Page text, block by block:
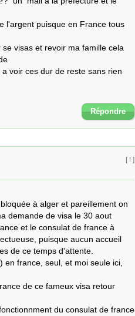
visas et revoir ma famille cela
voir ces dur de reste sans rien
Répondre
[ ! ]
à alger et pareillement on
demande de visa le 30 aout
et le consulat de france à
puisque aucun accueil
de ce temps d'attente.
france, seul, et moi seule ici,
de ce fameux visa retour
du consulat de france